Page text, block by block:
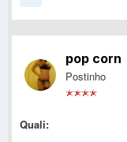
pop corn
Postinho
Quali: